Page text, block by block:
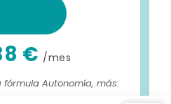
€ /mes
fórmula Autonomía, más: